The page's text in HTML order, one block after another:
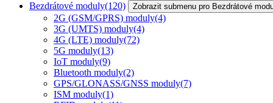
Bezdrátové moduly(120) Zobrazit submenu pro Bezdrátové
2G (GSM/GPRS) moduly(4)
3G (UMTS) moduly(4)
4G (LTE) moduly(72)
5G moduly(13)
IoT moduly(9)
Bluetooth moduly(2)
GPS/GLONASS/GNSS moduly(7)
ISM moduly(1)